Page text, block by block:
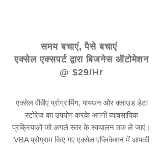
समय बचाएं, पैसे बचाएं
एक्सेल एक्सपर्ट द्वारा बिजनेस ऑटोमेशन
@ $29/Hr
एक्सेल वीबीए प्रोग्रामिंग, पायथन और क्लाउड डेटा
स्टोरेज का उपयोग करके अपनी व्यावसायिक
प्रक्रियाओं को अगले स्तर के स्वचालन तक ले जाएं।
VBA प्रोग्राम किए गए एक्सेल एप्लिकेशन में आपकी